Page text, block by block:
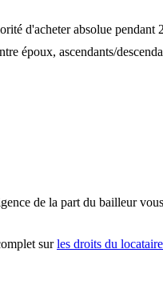
d'acheter absolue pendant
époux, ascendants/
de la part du bailleur
surles droits du